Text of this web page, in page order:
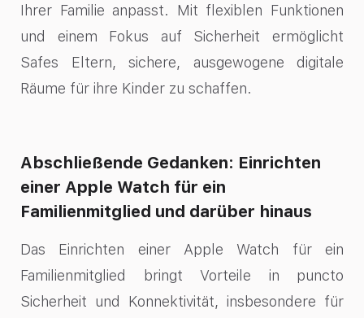
Ihrer Familie anpasst. Mit flexiblen Funktionen
und einem Fokus auf Sicherheit ermöglicht
Safes Eltern, sichere, ausgewogene digitale
Räume für ihre Kinder zu schaffen.
Abschließende Gedanken: Einrichten
einer Apple Watch für ein
Familienmitglied und darüber hinaus
Das Einrichten einer Apple Watch für ein
Familienmitglied bringt Vorteile in puncto
Sicherheit und Konnektivität, insbesondere für